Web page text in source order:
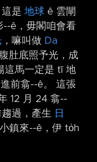
是 地球 ê 雲閘
-⁠-ê，毋閣咱會看
，嘛叫做 Da
肚底照予光，成
這馬一定是 tī 地
前翕-⁠-ê。 這張
12 月 24 翕-⁠-
過，產生
日
鎮來-⁠-ê，伊 to̍h